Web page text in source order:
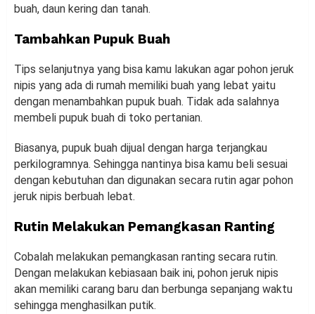
buah, daun kering dan tanah.
Tambahkan Pupuk Buah
Tips selanjutnya yang bisa kamu lakukan agar pohon jeruk
nipis yang ada di rumah memiliki buah yang lebat yaitu
dengan menambahkan pupuk buah. Tidak ada salahnya
membeli pupuk buah di toko pertanian.
Biasanya, pupuk buah dijual dengan harga terjangkau
perkilogramnya. Sehingga nantinya bisa kamu beli sesuai
dengan kebutuhan dan digunakan secara rutin agar pohon
jeruk nipis berbuah lebat.
Rutin Melakukan Pemangkasan Ranting
Cobalah melakukan pemangkasan ranting secara rutin.
Dengan melakukan kebiasaan baik ini, pohon jeruk nipis
akan memiliki carang baru dan berbunga sepanjang waktu
sehingga menghasilkan putik.